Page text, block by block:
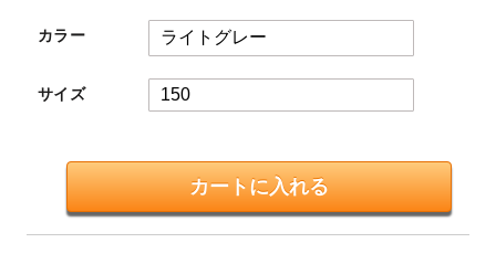
カラー
サイズ